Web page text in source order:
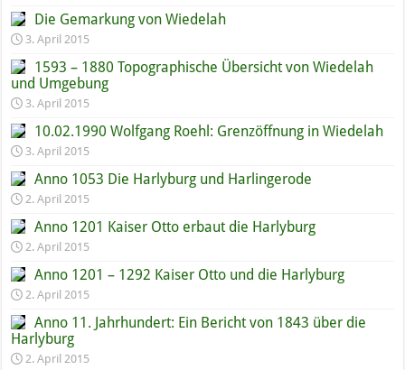
Die Gemarkung von Wiedelah
3. April 2015
1593 – 1880 Topographische Übersicht von Wiedelah
und Umgebung
3. April 2015
10.02.1990 Wolfgang Roehl: Grenzöffnung in Wiedelah
3. April 2015
Anno 1053 Die Harlyburg und Harlingerode
2. April 2015
Anno 1201 Kaiser Otto erbaut die Harlyburg
2. April 2015
Anno 1201 – 1292 Kaiser Otto und die Harlyburg
2. April 2015
Anno 11. Jahrhundert: Ein Bericht von 1843 über die
Harlyburg
2. April 2015